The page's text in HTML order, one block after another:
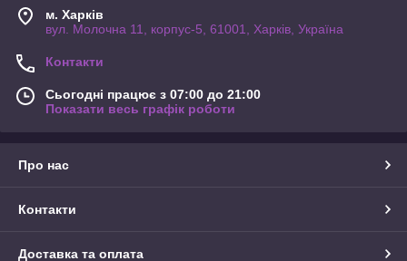
м. Харків
вул. Молочна 11, корпус-5, 61001, Харків, Україна
Контакти
Сьогодні працює з 07:00 до 21:00
Показати весь графік роботи
Про нас
Контакти
Доставка та оплата